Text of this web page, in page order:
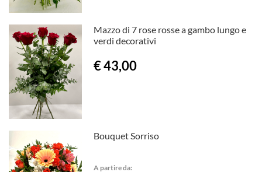
Mazzo di 7 rose rosse a gambo lungo e
verdi decorativi
€ 43,00
Bouquet Sorriso
A partire da: